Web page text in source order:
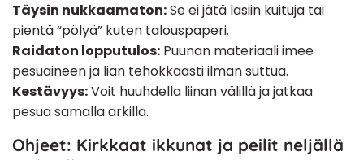
Täysin nukkaamaton:Se ei jätä lasiin kuituja tai
pientä “pölyä” kuten talouspaperi.
Raidaton lopputulos: Puunan materiaali imee
pesuaineen ja lian tehokkaasti ilman suttua.
Kestävyys:Voit huuhdella liinan välillä ja jatkaa
pesua samalla arkilla.
Ohjeet: Kirkkaat ikkunat ja peilit neljällä